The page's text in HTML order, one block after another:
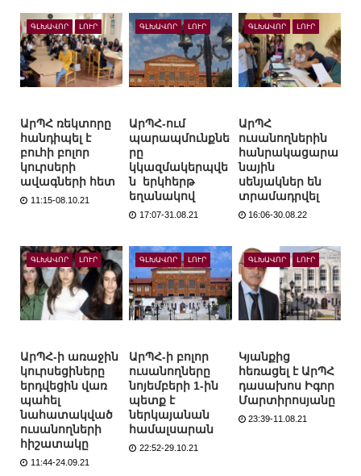
ԳԼԽԱՎՈՐ ԼՈՒՐ
ԱրՊՀ ռեկտորը
հանդիպել է
բուհի բոլոր
կուրսերի
ավագների հետ
11:15-08.10.21
ԳԼԽԱՎՈՐ ԼՈՒՐ
ԱրՊՀ-ում
պարապմունքնե
րը
կկազմակերպվե
ն երկհերթ
եղանակով
17:07-31.08.21
ԳԼԽԱՎՈՐ ԼՈՒՐ
ԱրՊՀ
ուսանողներին
հանրակացարա
նային
սենյակներ են
տրամադրվել
16:06-30.08.22
ԳԼԽԱՎՈՐ ԼՈՒՐ
ԱրՊՀ-ի առաջին
կուրսեցիները
երդվեցին վառ
պահել
նահատակված
ուսանողների
հիշատակը
11:44-24.09.21
ԳԼԽԱՎՈՐ ԼՈՒՐ
ԱրՊՀ-ի բոլոր
ուսանողները
նոյեմբերի 1-ին
պետք է
ներկայանան
համալսարան
22:52-29.10.21
ԳԼԽԱՎՈՐ ԼՈՒՐ
Կյանքից
հեռացել է ԱրՊՀ
դասախոս Իգոր
Մարտիրոսյանը
23:39-11.08.21